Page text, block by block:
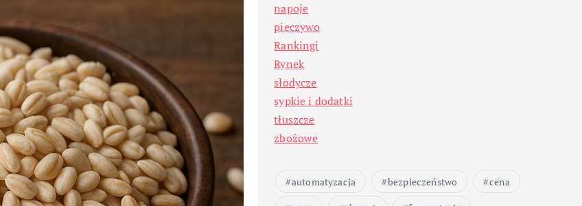
napoje
pieczywo
Rankingi
Rynek
słodycze
sypkie i dodatki
tłuszcze
zbożowe
automatyzacja bezpieczeństwo
cena